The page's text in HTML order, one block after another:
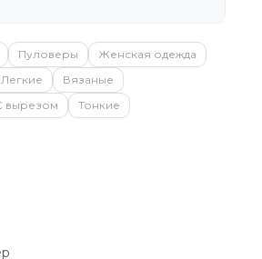
Пуловеры
Женская одежда
Легкие
Вязаные
вырезом Тонкие